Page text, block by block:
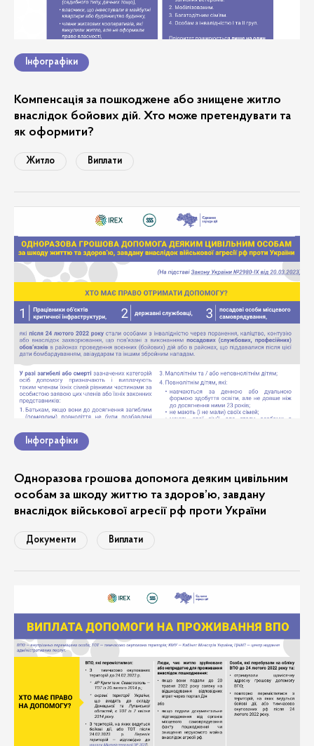
Інфографіки
Компенсація за пошкоджене або знищене житло
внаслідок бойових дій. Хто може претендувати та
як оформити?
Житло Виплати
Інфографіки
Одноразова грошова допомога деяким цивільним
особам за шкоду життю та здоров’ю, завдану
внаслідок військової агресії рф проти України
Документи Виплати